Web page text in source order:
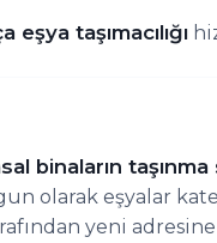
eşya taşımacılığı
binaların taşınma
olarak eşyalar
yeni adresine